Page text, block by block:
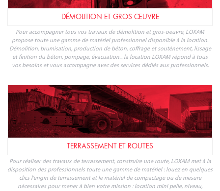
DÉMOLITION ET GROS ŒUVRE
Pour accompagner tous vos travaux de démolition et gros-oeuvre, LOXAM
propose toute une gamme de matériel professionnel disponible à la location.
Démolition, brumisation, production de béton, coffrage et soutènement, lissage
et finition du béton, pompage, évacuation... la location LOXAM répond à tous
vos besoins et vous accompagne avec des services dédiés aux professionnels.
TERRASSEMENT ET ROUTES
Pour réaliser des travaux de terrassement, construire une route, LOXAM met à la
disposition des professionnels toute une gamme de matériel : louez en quelques
clics l'engin de terrassement et le matériel de compactage ou de mesure
nécessaires pour mener à bien votre mission : location mini pelle, niveau,